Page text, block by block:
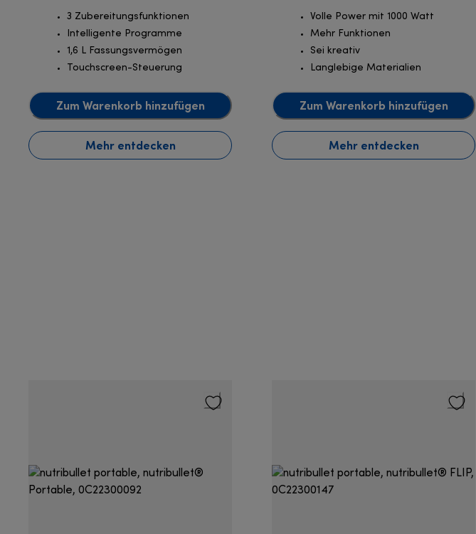
3 Zubereitungsfunktionen
Intelligente Programme
1,6 L Fassungsvermögen
Touchscreen-Steuerung
Zum Warenkorb hinzufügen
Mehr entdecken
Volle Power mit 1000 Watt
Mehr Funktionen
Sei kreativ
Langlebige Materialien
Zum Warenkorb hinzufügen
Mehr entdecken